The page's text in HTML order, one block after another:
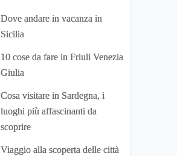
Dove andare in vacanza in
Sicilia
10 cose da fare in Friuli Venezia
Giulia
Cosa visitare in Sardegna, i
luoghi più affascinanti da
scoprire
Viaggio alla scoperta delle città